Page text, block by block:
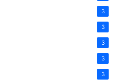
3
3
3
3
3